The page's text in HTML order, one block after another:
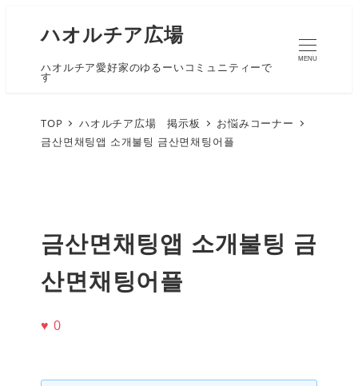
ハオルチア広場
ハオルチア愛好家のゆるーいコミュニティーで
す
MENU
TOP ハオルチア広場 掲示板
お悩みコーナー
금산면채팅앱 소개불팅 금산면채팅어플
금산면채팅앱 소개불팅 금
산면채팅어플
♥ 0